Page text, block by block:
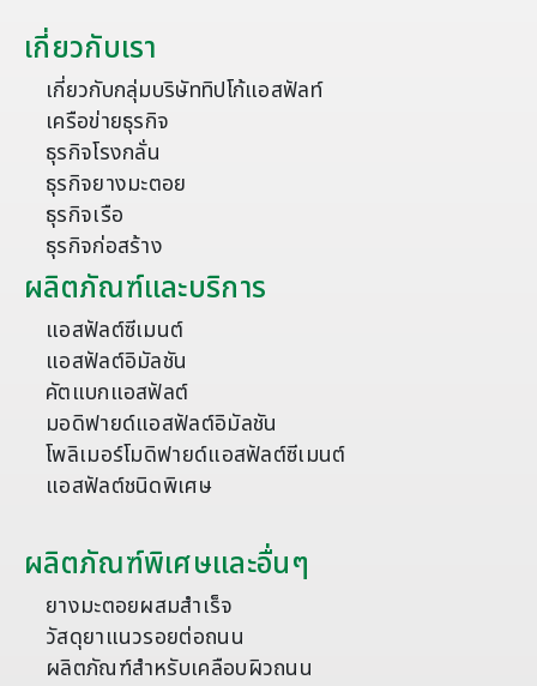
เกี่ยวกับเรา
เกี่ยวกับกลุ่มบริษัททิปโก้แอสฟัลท์
เครือข่ายธุรกิจ
ธุรกิจโรงกลั่น
ธุรกิจยางมะตอย
ธุรกิจเรือ
ธุรกิจก่อสร้าง
ผลิตภัณฑ์และบริการ
แอสฟัลต์ซีเมนต์
แอสฟัลต์อิมัลชัน
คัตแบกแอสฟัลต์
มอดิฟายด์แอสฟัลต์อิมัลชัน
โพลิเมอร์โมดิฟายด์แอสฟัลต์ซีเมนต์
แอสฟัลต์ชนิดพิเศษ
ผลิตภัณฑ์พิเศษและอื่นๆ
ยางมะตอยผสมสำเร็จ
วัสดุยาแนวรอยต่อถนน
ผลิตภัณฑ์สำหรับเคลือบผิวถนน